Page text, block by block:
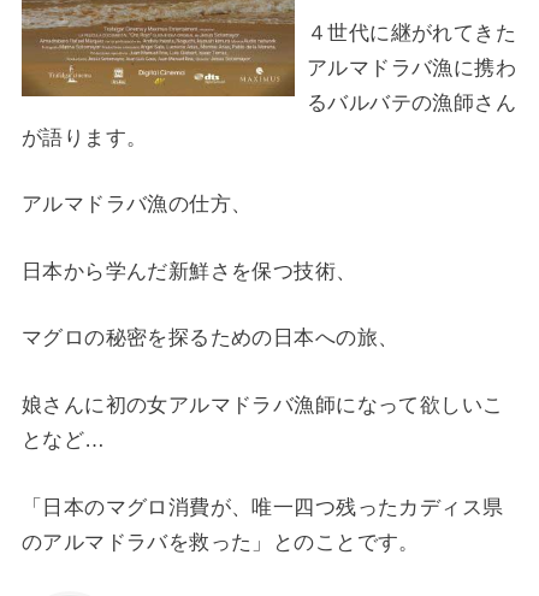
４世代に継がれてきた
アルマドラバ漁に携わ
るバルバテの漁師さん
が語ります。
アルマドラバ漁の仕方、
日本から学んだ新鮮さを保つ技術、
マグロの秘密を探るための日本への旅、
娘さんに初の女アルマドラバ漁師になって欲しいこ
となど…
「日本のマグロ消費が、唯一四つ残ったカディス県
のアルマドラバを救った」とのことです。